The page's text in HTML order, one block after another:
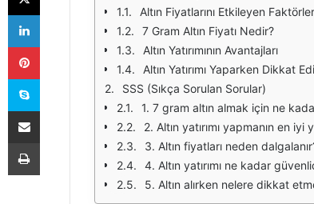
Altın Fiyatlarını Etkileyen Faktörler
7 Gram Altın Fiyatı Nedir?
Altın Yatırımının Avantajları
Altın Yatırımı Yaparken Dikkat
SSS (Sıkça Sorulan Sorular)
1. 7 gram altın almak için ne
2. Altın yatırımı yapmanın en iyi
3. Altın fiyatları neden
4. Altın yatırımı ne kadar
5. Altın alırken nelere dikkat
LinkedIn
Pinterest
Skype
E-Posta ile paylaş